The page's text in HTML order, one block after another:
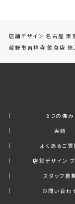
店舗デザイン 名古屋 東
蔵野市吉祥寺 飲食店
6つの強み
実績
よくあるご質
店舗デザイン
スタッフ募
お問い合わ